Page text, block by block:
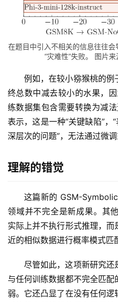
在题目中引入不相关的信息往往会
“灾难性”失败。 图片
例如，在较小猕猴桃的
终总数中减去较小的水果，
练数据集包含需要转换为减
表示，这是一种“关键缺陷”
深层次的问题”，无法通过微调
理解的错觉
这篇新的 GSM-
领域并不完全是新成果。其
实际上并不执行形式推理，
近的相似数据进行概率模式匹
尽管如此，这项新研究还
与任何训练数据都不完全匹
弱。它还凸显了在没有任何